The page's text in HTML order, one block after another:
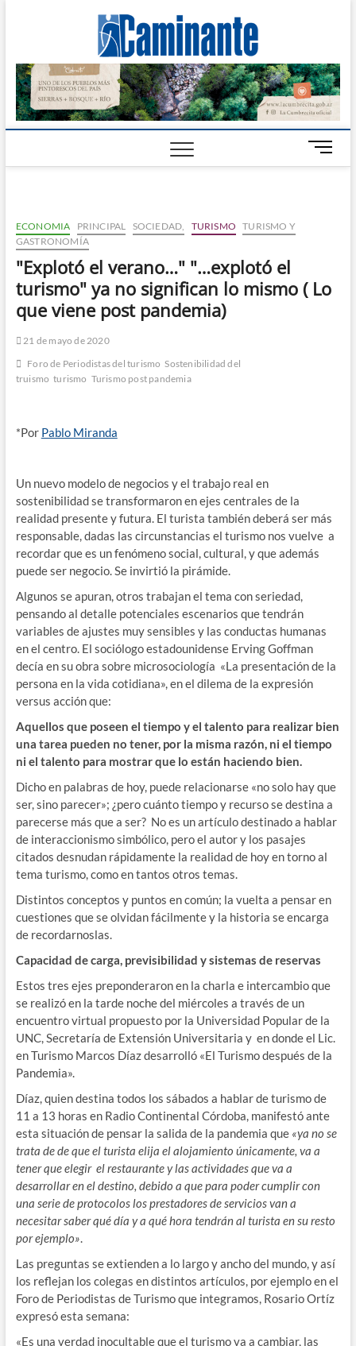
Digital
CALAMUCHITA
B
o
e
ECONOMIA PRINCIPAL SOCIEDAD, TURISMO
TURISMO Y
GASTRONOMÍA
"Explotó el verano…" "…explotó el
turismo" ya no significan lo mismo ( Lo
que viene post pandemia)
21 de mayo de 2020
Foro de Periodistas del turismo Sostenibilidad del
truismo turismo Turismo post pandemia
*Por Pablo Miranda
Un nuevo modelo de negocios y el trabajo real en
sostenibilidad se transformaron en ejes centrales de la
realidad presente y futura. El turista también deberá ser más
responsable, dadas las circunstancias el turismo nos vuelve a
recordar que es un fenómeno social, cultural, y que además
puede ser negocio. Se invirtió la pirámide.
Algunos se apuran, otros trabajan el tema con seriedad,
pensando al detalle potenciales escenarios que tendrán
variables de ajustes muy sensibles y las conductas humanas
en el centro. El sociólogo estadounidense Erving Goffman
decía en su obra sobre microsociología «La presentación de la
persona en la vida cotidiana», en el dilema de la expresión
versus acción que:
Aquellos que poseen el tiempo y el talento para realizar bien
una tarea pueden no tener, por la misma razón, ni el tiempo
ni el talento para mostrar que lo están haciendo bien.
Dicho en palabras de hoy, puede relacionarse «no solo hay que
ser, sino parecer»; ¿pero cuánto tiempo y recurso se destina a
parecerse más que a ser? No es un artículo destinado a hablar
de interaccionismo simbólico, pero el autor y los pasajes
citados desnudan rápidamente la realidad de hoy en torno al
tema turismo, como en tantos otros temas.
Distintos conceptos y puntos en común; la vuelta a pensar en
cuestiones que se olvidan fácilmente y la historia se encarga
de recordarnoslas.
Capacidad de carga, previsibilidad y sistemas de reservas
Estos tres ejes preponderaron en la charla e intercambio que
se realizó en la tarde noche del miércoles a través de un
encuentro virtual propuesto por la Universidad Popular de la
UNC, Secretaría de Extensión Universitaria y en donde el Lic.
en Turismo Marcos Díaz desarrolló «El Turismo después de la
Pandemia».
Díaz, quien destina todos los sábados a hablar de turismo de
11 a 13 horas en Radio Continental Córdoba, manifestó ante
esta situación de pensar la salida de la pandemia que «ya no se
trata de de que el turista elija el alojamiento únicamente, va a
tener que elegir el restaurante y las actividades que va a
desarrollar en el destino, debido a que para poder cumplir con
una serie de protocolos los prestadores de servicios van a
necesitar saber qué día y a qué hora tendrán al turista en su resto
por ejemplo».
Las preguntas se extienden a lo largo y ancho del mundo, y así
los reflejan los colegas en distintos artículos, por ejemplo en el
Foro de Periodistas de Turismo que integramos, Rosario Ortíz
expresó esta semana:
«Es una verdad inocultable que el turismo va a cambiar, las